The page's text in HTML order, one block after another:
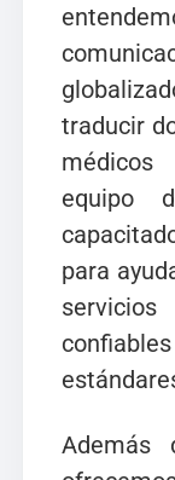
traducir
equipo
para
Además